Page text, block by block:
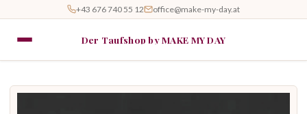
+43 676 740 55 12 office@make-my-day.at
Der Taufshop by MAKE MY DAY